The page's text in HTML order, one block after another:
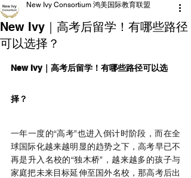
New Ivy｜高考后留学！有哪些路径
可以选择？
New Ivy Consortium 鸿美国际教育联盟
New Ivy｜高考后留学！有哪些路径可以选
择？
一年一度的“高考”也进入倒计时阶段，而在全
球国际化越来越明显的趋势之下，高考早已不
再是升入名校的“独木桥”，越来越多的孩子与
家庭把未来目标延伸至国外名校，那高考后出